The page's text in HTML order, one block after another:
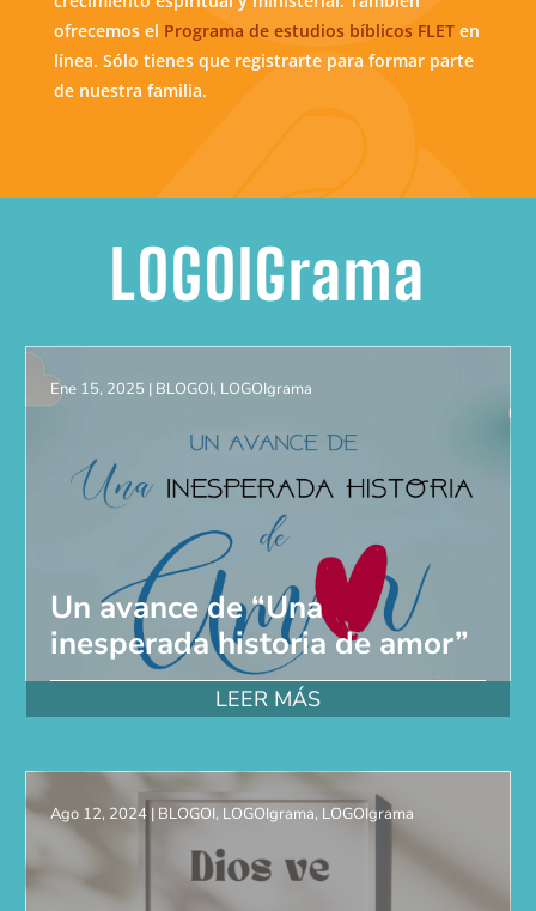
ofrecemos el Programa de estudios bíblicos FLET en
línea. Sólo tienes que registrarte para formar parte
de nuestra familia.
LOGOIGrama
Un avance de “Una
inesperada historia de amor”
Ene 15, 2025 | BLOGOI, LOGOIgrama
LEER MÁS
Ago 12, 2024 | BLOGOI, LOGOIgrama, LOGOIgrama